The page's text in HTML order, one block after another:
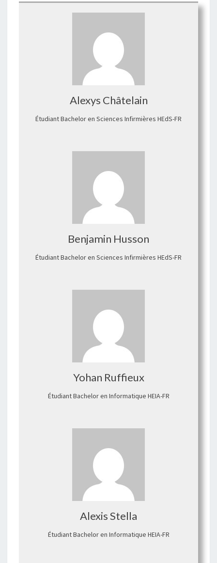
Alexys Châtelain
Étudiant Bachelor en Sciences Infirmières HEdS-FR
Benjamin Husson
Étudiant Bachelor en Sciences Infirmières HEdS-FR
Yohan Ruffieux
Étudiant Bachelor en Informatique HEIA-FR
Alexis Stella
Étudiant Bachelor en Informatique HEIA-FR